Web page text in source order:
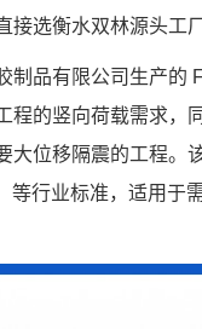
接选衡水双林源头工
制品有限公司生产的
程的竖向荷载需求，
大位移隔震的工程。
等行业标准，适用于